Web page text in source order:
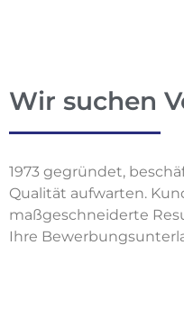
Wir suchen
1973 gegründet,
Qualität aufwarten.
maßgeschneiderte
Ihre